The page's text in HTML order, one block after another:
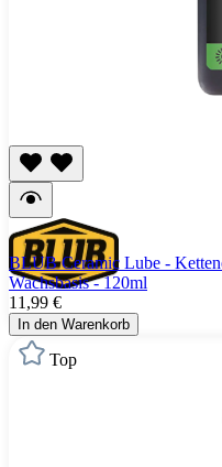
BLUB Ceramic Lube -
Wachsbasis - 120ml
11,99 €
In den Warenkorb
Top